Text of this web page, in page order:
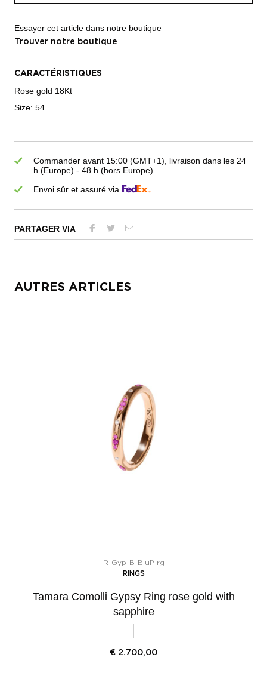
Essayer cet article dans notre boutique
Trouver notre boutique
CARACTÉRISTIQUES
Rose gold 18Kt
Size: 54
Commander avant 15:00 (GMT+1), livraison dans les 24
h (Europe) - 48 h (hors Europe)
Envoi sûr et assuré via
PARTAGER VIA
AUTRES ARTICLES
R-Gyp-B-BluP-rg
RINGS
Tamara Comolli Gypsy Ring rose gold with
sapphire
€ 2.700,00